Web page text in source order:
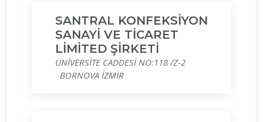
SANTRAL KONFEKSİYON
SANAYİ VE TİCARET
LİMİTED ŞİRKETİ
ÜNİVERSİTE CADDESİ NO:118 /Z-2
BORNOVA İZMİR